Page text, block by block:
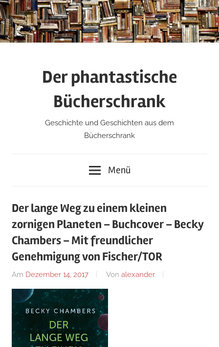
Zum
Inhalt
springen
Der phantastische
Bücherschrank
Geschichte und Geschichten aus dem
Bücherschrank
Menü
Der lange Weg zu einem kleinen
zornigen Planeten – Buchcover – Becky
Chambers – Mit freundlicher
Genehmigung von Fischer/TOR
Am Dezember 14, 2017 Von alexander